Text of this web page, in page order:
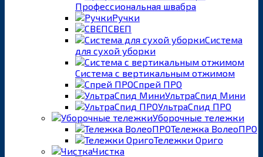
Профессиональная швабра
Ручки
СВЕП
Система
для сухой уборки
Система с вертикальным отжимом
Спрей ПРО
УльтраСпид Мини
УльтраСпид ПРО
Уборочные тележки
Тележка ВолеоПРО
Тележки Ориго
Чистка